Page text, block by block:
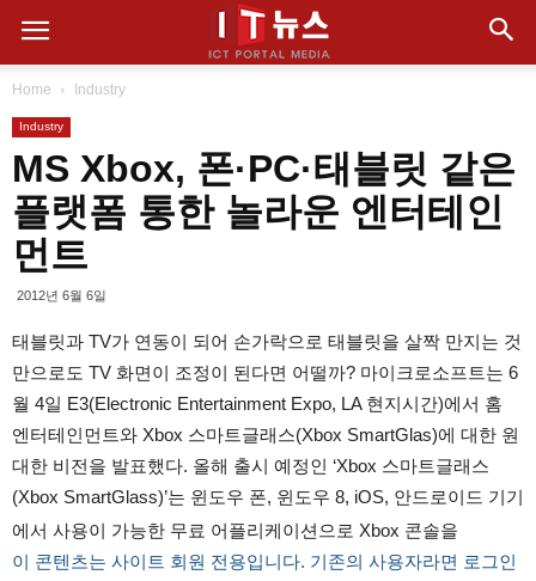
Home Industry
Industry
MS Xbox, 폰·PC·태블릿 같은
플랫폼 통한 놀라운 엔터테인
먼트
2012년 6월 6일
태블릿과 TV가 연동이 되어 손가락으로 태블릿을 살짝 만지는 것
만으로도 TV 화면이 조정이 된다면 어떨까? 마이크로소프트는 6
월 4일 E3(Electronic Entertainment Expo, LA 현지시간)에서 홈
엔터테인먼트와 Xbox 스마트글래스(Xbox SmartGlas)에 대한 원
대한 비전을 발표했다. 올해 출시 예정인 ‘Xbox 스마트글래스
(Xbox SmartGlass)’는 윈도우 폰, 윈도우 8, iOS, 안드로이드 기기
에서 사용이 가능한 무료 어플리케이션으로 Xbox 콘솔을
이 콘텐츠는 사이트 회원 전용입니다. 기존의 사용자라면 로그인